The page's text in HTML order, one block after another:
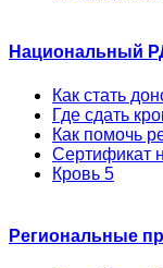
Национальный
Как стать
Где сдать
Как помочь
Сертификат
Кровь 5
Региональные